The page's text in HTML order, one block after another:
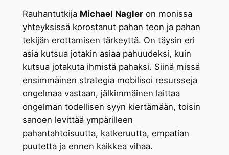
Rauhantutkija Michael Nagleron monissa
yhteyksissä korostanut pahan teon ja pahan
tekijän erottamisen tärkeyttä. On täysin eri
asia kutsua jotakin asiaa pahuudeksi, kuin
kutsua jotakuta ihmistä pahaksi. Siinä missä
ensimmäinen strategia mobilisoi resursseja
ongelmaa vastaan, jälkimmäinen laittaa
ongelman todellisen syyn kiertämään, toisin
sanoen levittää ympärilleen
pahantahtoisuutta, katkeruutta, empatian
puutetta ja ennen kaikkea vihaa.